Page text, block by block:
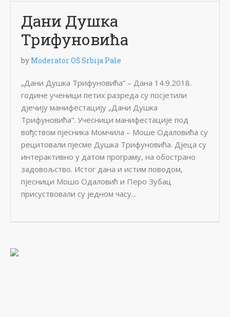
Дани Душка
Трифуновића
by Moderator OŠ Srbija Pale
„Дани Душка Трифуновића“ – Дана 14.9.2018.
године ученици петих разреда су посјетили
дјечију манифестацију „Дани Душка
Трифуновића“. Учесници манифестације под
вођством пјесника Момчила – Моше Одаловића су
рецитовали пјесме Душка Трифуновића. Дјеца су
интерактивно у датом програму, на обострано
задовољство. Истог дана и истим поводом,
пјесници Мошо Одаловић и Перо Зубац
присуствовали су једном часу...